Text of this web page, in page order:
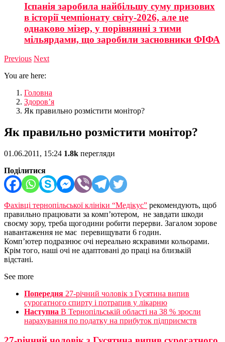
Іспанія заробила найбільшу суму призових
в історії чемпіонату світу-2026, але це
однаково мізер, у порівнянні з тими
мільярдами, що заробили засновники ФІФА
Previous Next
You are here:
Головна
Здоров’я
Як правильно розмістити монітор?
Як правильно розмістити монітор?
01.06.2011, 15:24 1.8k перегляди
Поділитися
Фахівці тернопільської клініки “Медікус” рекомендують, щоб
правильно працювати за комп’ютером, не завдати шкоди
своєму зору, треба щогодини робити перерви. Загалом зорове
навантаження не має перевищувати 6 годин.
Комп’ютер подразнює очі нереально яскравими кольорами.
Крім того, наші очі не адаптовані до праці на близькій
відстані.
See more
Попередня 27-річний чоловік з Гусятина випив
сурогатного спирту і потрапив у лікарню
Наступна В Тернопільській області на 38 % зросли
нарахування по податку на прибуток підприємств